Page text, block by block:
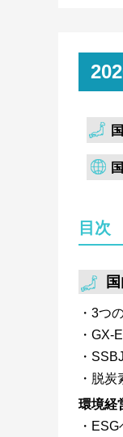
結果
目次
3つ
GX-
脱炭
環境経
ESG